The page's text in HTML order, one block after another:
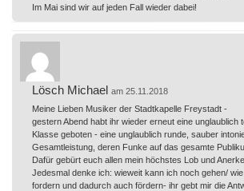
Im Mai sind wir auf jeden Fall wieder dabei!
Lösch Michael am 25.11.2018
Meine Lieben Musiker der Stadtkapelle Freystadt -
gestern Abend habt ihr wieder erneut eine unglaublich
Klasse geboten - eine unglaublich runde, sauber
Gesamtleistung, deren Funke auf das gesamte
Dafür gebürt euch allen mein höchstes Lob und
Jedesmal denke ich: wieweit kann ich noch gehen/
fordern und dadurch auch fördern- ihr gebt mir die